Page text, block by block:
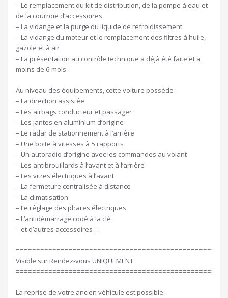
– Le remplacement du kit de distribution, de la pompe à eau et
de la courroie d’accessoires
– La vidange et la purge du liquide de refroidissement
– La vidange du moteur et le remplacement des filtres à huile,
gazole et à air
– La présentation au contrôle technique a déjà été faite et a
moins de 6 mois
Au niveau des équipements, cette voiture possède :
– La direction assistée
– Les airbags conducteur et passager
– Les jantes en aluminium d’origine
– Le radar de stationnement à l’arrière
– Une boite à vitesses à 5 rapports
– Un autoradio d’origine avec les commandes au volant
– Les antibrouillards à l’avant et à l’arrière
– Les vitres électriques à l’avant
– La fermeture centralisée à distance
– La climatisation
– Le réglage des phares électriques
– L’antidémarrage codé à la clé
– et d’autres accessoires …
Visible sur Rendez-vous UNIQUEMENT
La reprise de votre ancien véhicule est possible.